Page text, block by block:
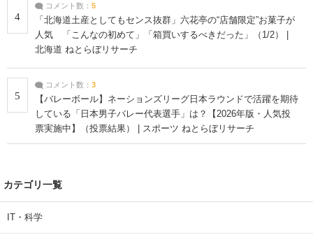
4
コメント数： 5
「北海道土産としてもセンス抜群」六花亭の“店舗限定”お菓子が
人気 「こんなの初めて」「箱買いするべきだった」（1/2） |
北海道 ねとらぼリサーチ
5
コメント数： 3
【バレーボール】ネーションズリーグ日本ラウンドで活躍を期待
している「日本男子バレー代表選手」は？【2026年版・人気投
票実施中】（投票結果） | スポーツ ねとらぼリサーチ
カテゴリ一覧
IT・科学